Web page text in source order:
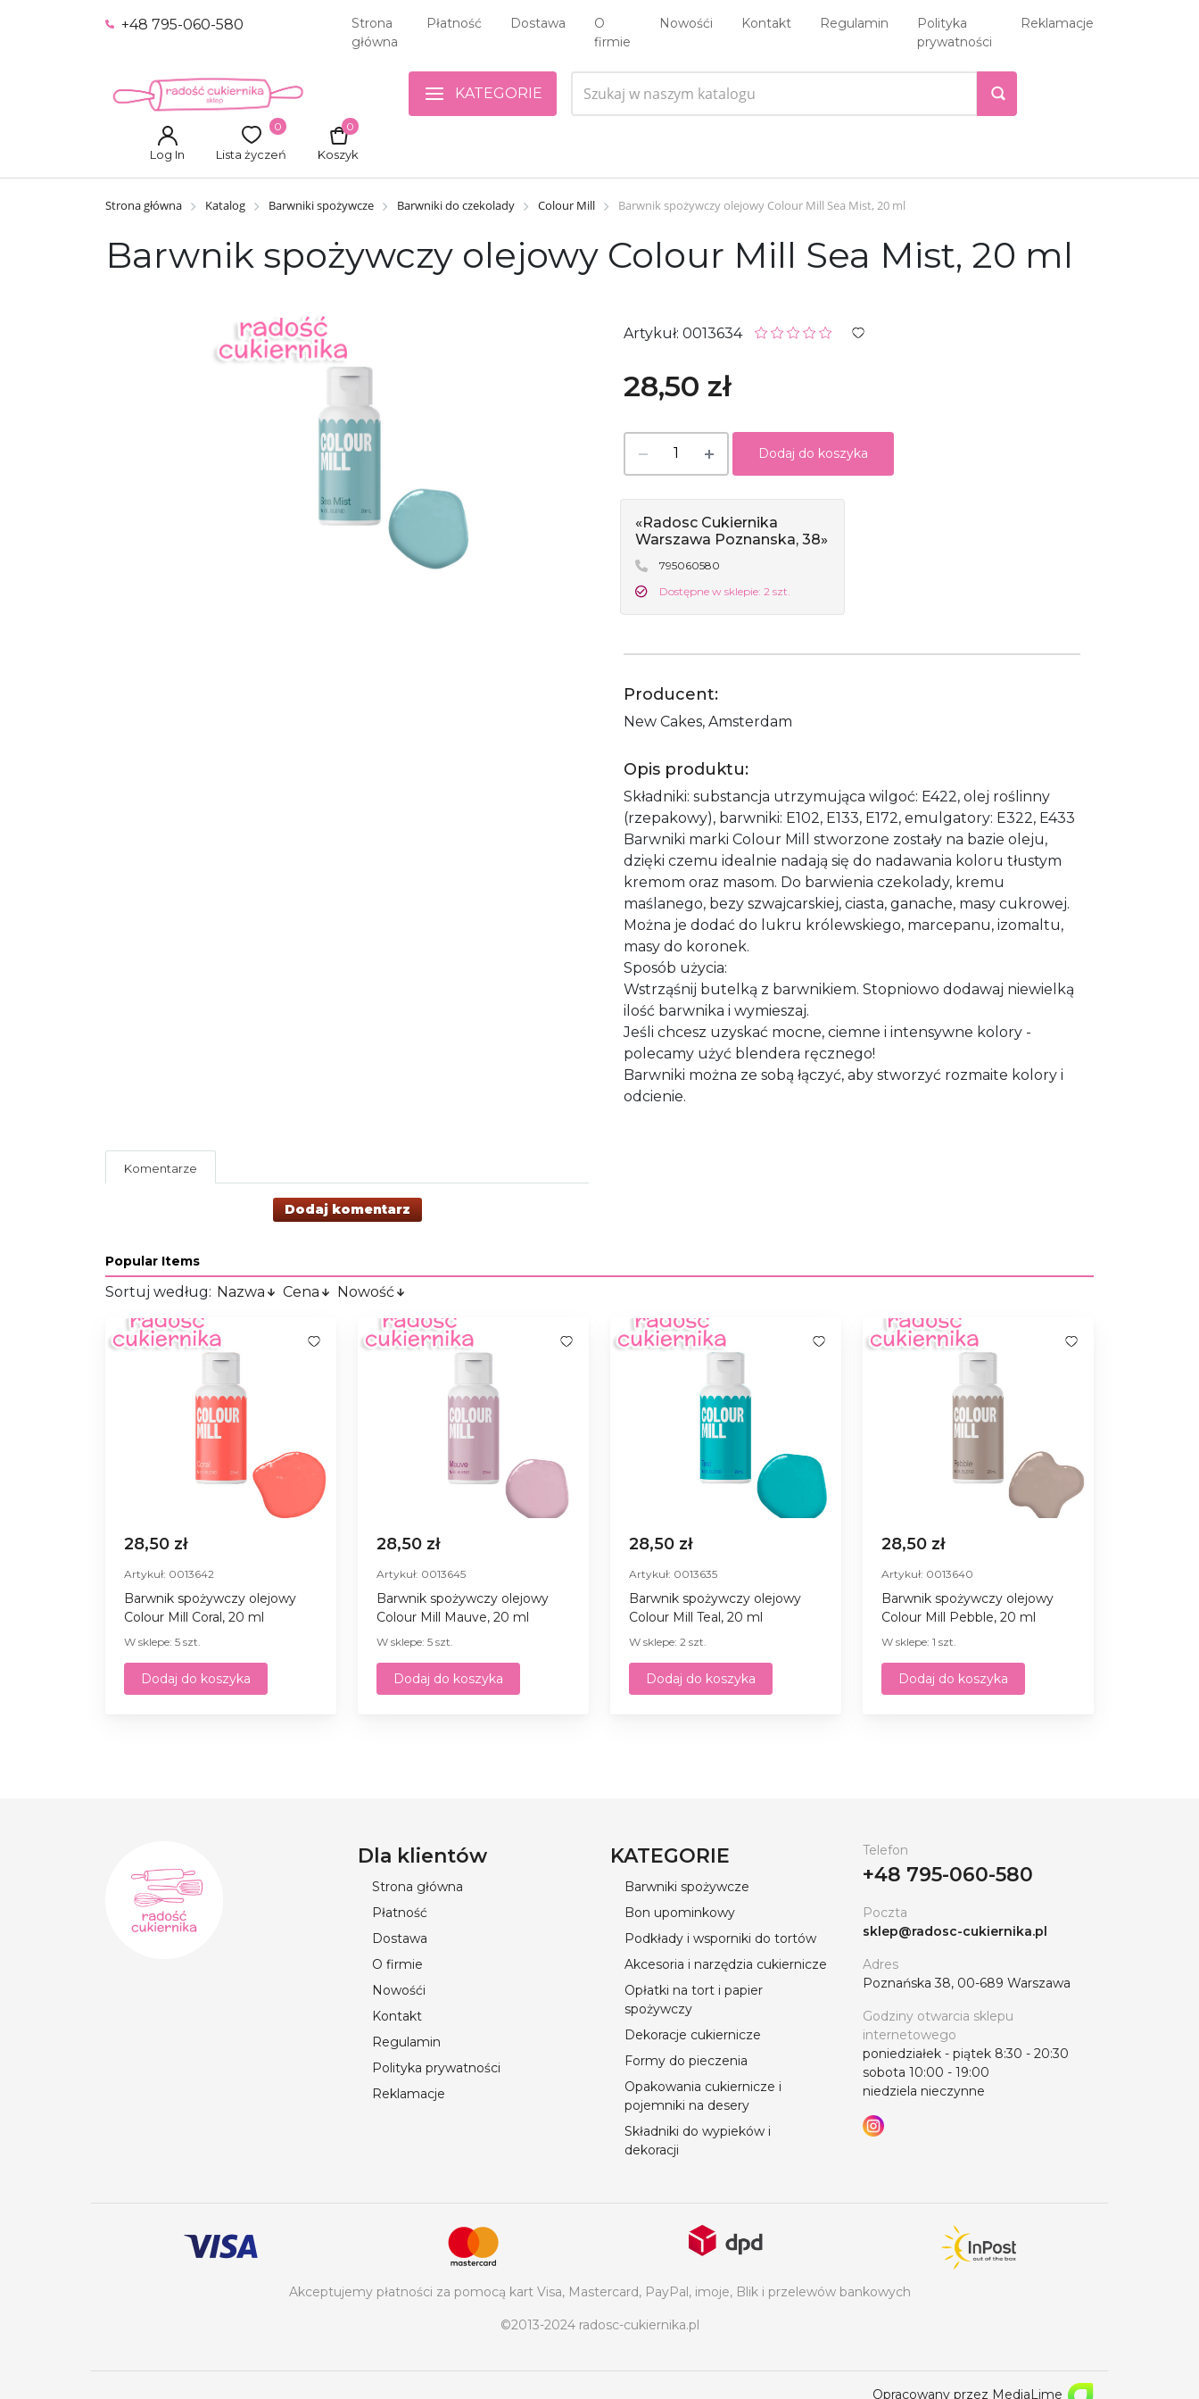
+48 795-060-580
Strona
główna
Płatność Dostawa
O
firmie
Nowośći Kontakt Regulamin
Polityka
prywatności
Reklamacje
Log In Lista życzeń
0
Koszyk
0
KATEGORIE
Strona główna Katalog Barwniki spożywcze Barwniki do czekolady Colour Mill Barwnik spożywczy olejowy Colour Mill Sea Mist, 20 ml
Barwnik spożywczy olejowy Colour Mill Sea Mist, 20 ml
Artykuł: 0013634
28,50 zł
Dodaj do koszyka
«Radosc Cukiernika
Warszawa Poznanska, 38»
795060580
Dostępne w sklepie: 2 szt.
Producent:
New Cakes, Amsterdam
Opis produktu:
Składniki: substancja utrzymująca wilgoć: E422, olej roślinny
(rzepakowy), barwniki: E102, E133, E172, emulgatory: E322, E433
Barwniki marki Colour Mill stworzone zostały na bazie oleju,
dzięki czemu idealnie nadają się do nadawania koloru tłustym
kremom oraz masom. Do barwienia czekolady, kremu
maślanego, bezy szwajcarskiej, ciasta, ganache, masy cukrowej.
Można je dodać do lukru królewskiego, marcepanu, izomaltu,
masy do koronek.
Sposób użycia:
Wstrząśnij butelką z barwnikiem. Stopniowo dodawaj niewielką
ilość barwnika i wymieszaj.
Jeśli chcesz uzyskać mocne, ciemne i intensywne kolory -
polecamy użyć blendera ręcznego!
Barwniki można ze sobą łączyć, aby stworzyć rozmaite kolory i
odcienie.
Komentarze
Dodaj komentarz
Popular Items
Sortuj według: Nazwa Cena Nowość
28,50 zł
Artykuł: 0013642
Barwnik spożywczy olejowy
Colour Mill Coral, 20 ml
W sklepe: 5 szt.
Dodaj do koszyka
28,50 zł
Artykuł: 0013645
Barwnik spożywczy olejowy
Colour Mill Mauve, 20 ml
W sklepe: 5 szt.
Dodaj do koszyka
28,50 zł
Artykuł: 0013635
Barwnik spożywczy olejowy
Colour Mill Teal, 20 ml
W sklepe: 2 szt.
Dodaj do koszyka
28,50 zł
Artykuł: 0013640
Barwnik spożywczy olejowy
Colour Mill Pebble, 20 ml
W sklepe: 1 szt.
Dodaj do koszyka
Dla klientów
Strona główna
Płatność
Dostawa
O firmie
Nowośći
Kontakt
Regulamin
Polityka prywatności
Reklamacje
KATEGORIE
Barwniki spożywcze
Bon upominkowy
Podkłady i wsporniki do tortów
Akcesoria i narzędzia cukiernicze
Opłatki na tort i papier
spożywczy
Dekoracje cukiernicze
Formy do pieczenia
Opakowania cukiernicze i
pojemniki na desery
Składniki do wypieków i
dekoracji
Telefon
+48 795-060-580
Poczta
sklep@radosc-cukiernika.pl
Adres
Poznańska 38, 00-689 Warszawa
Godziny otwarcia sklepu
internetowego
poniedziałek - piątek 8:30 - 20:30
sobota 10:00 - 19:00
niedziela nieczynne
Akceptujemy płatności za pomocą kart Visa, Mastercard, PayPal, imoje, Blik i przelewów bankowych
©2013-2024 radosc-cukiernika.pl
Opracowany przez MediaLime